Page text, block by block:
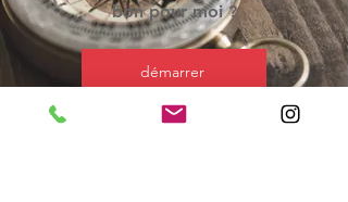
bon pour moi ?
démarrer